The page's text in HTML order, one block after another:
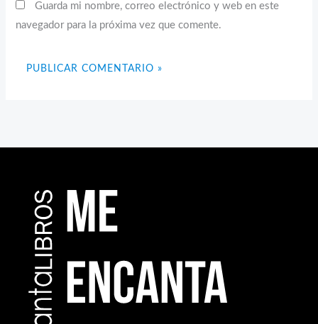
Guarda mi nombre, correo electrónico y web en este
navegador para la próxima vez que comente.